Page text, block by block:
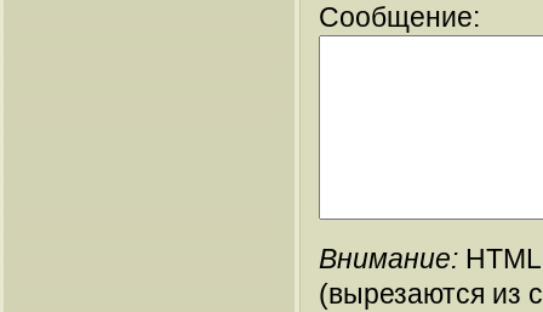
Сообщение:
Внимание:
(вырезаются из